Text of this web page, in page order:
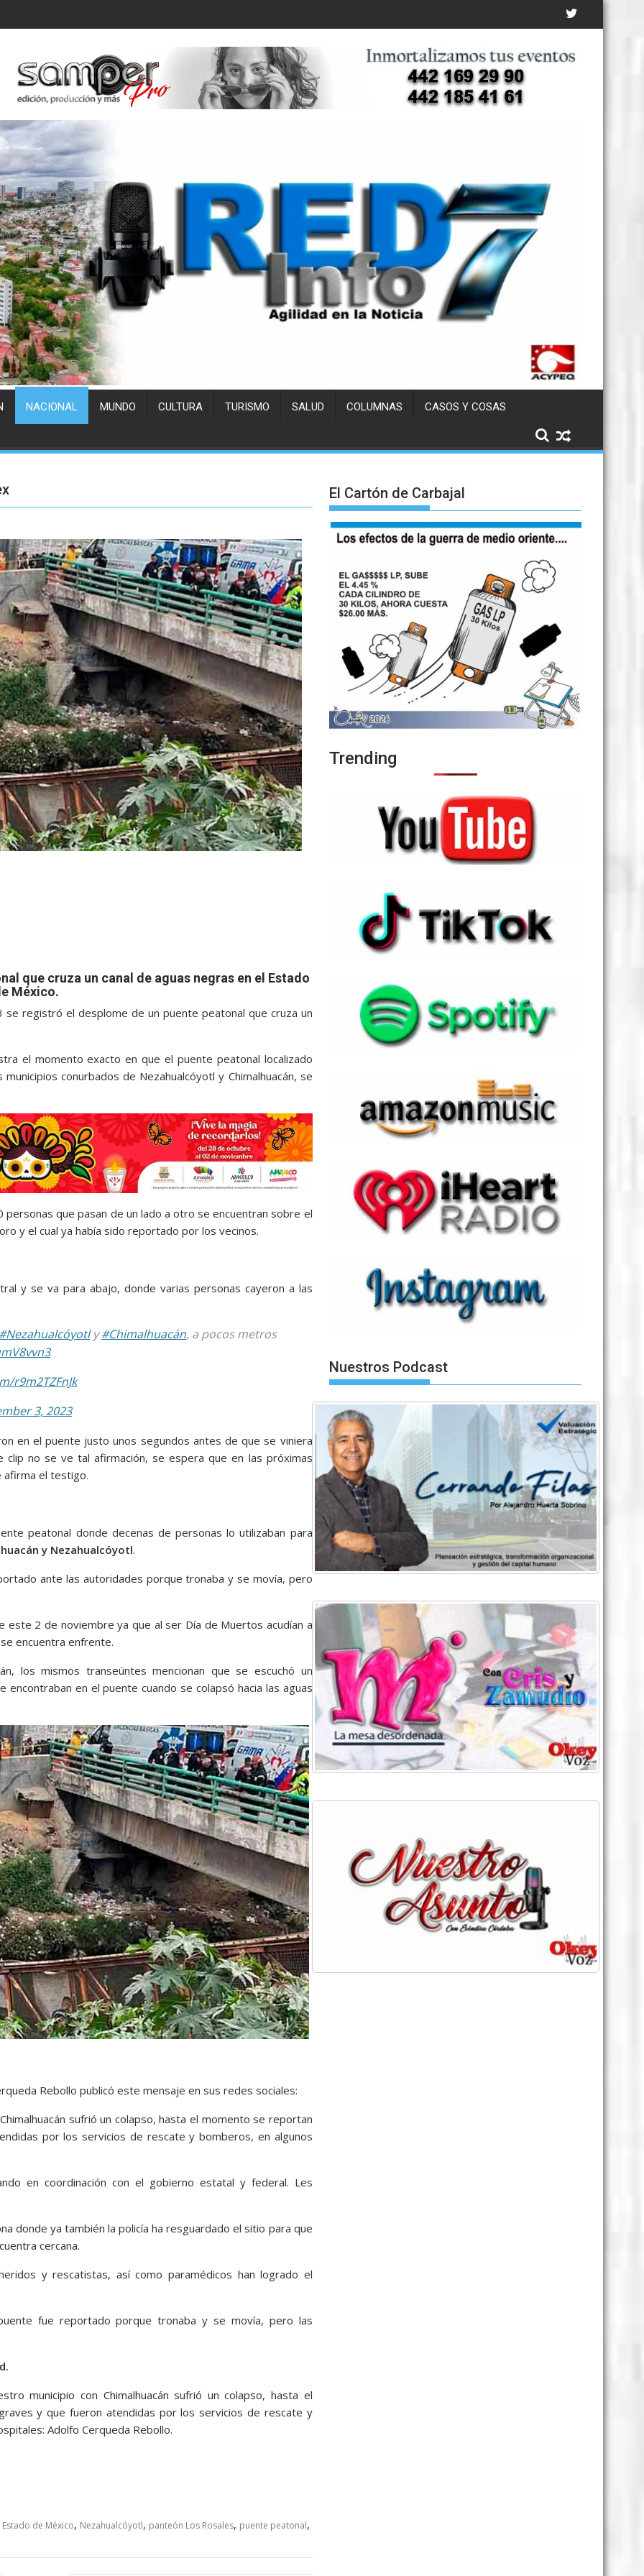
NACIONAL MUNDO CULTURA TURISMO SALUD COLUMNAS CASOS Y COSAS
que cruza un canal de aguas negras en el Estado
México.
registró el desplome de un puente peatonal que cruza un
el momento exacto en que el puente peatonal localizado
conurbados de Nezahualcóyotl y Chimalhuacán, se
que pasan de un lado a otro se encuentran sobre el
y el cual ya había sido reportado por los vecinos.
y se va para abajo, donde varias personas cayeron a las
#Nezahualcóyotly#Chimalhuacán, a pocos metros
r9m2TZFnJk
3, 2023
en el puente justo unos segundos antes de que se viniera
no se ve tal afirmación, se espera que en las próximas
afirma el testigo.
peatonal donde decenas de personas lo utilizaban para
y Nezahualcóyotl.
ante las autoridades porque tronaba y se movía, pero
este 2 de noviembre ya que al ser Día de Muertos acudían a
encuentra enfrente.
los mismos transeúntes mencionan que se escuchó un
en el puente cuando se colapsó hacia las aguas
Rebollo publicó este mensaje en sus redes sociales:
sufrió un colapso, hasta el momento se reportan
por los servicios de rescate y bomberos, en algunos
en coordinación con el gobierno estatal y federal. Les
donde ya también la policía ha resguardado el sitio para que
cercana.
y rescatistas, así como paramédicos han logrado el
fue reportado porque tronaba y se movía, pero las
municipio con Chimalhuacán sufrió un colapso, hasta el
y que fueron atendidas por los servicios de rescate y
Adolfo Cerqueda Rebollo.
Estado de México, Nezahualcóyotl, panteón Los Rosales, puente peatonal,
El Cartón de Carbajal
Trending
Nuestros Podcast